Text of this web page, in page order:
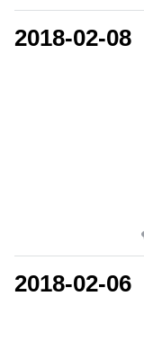
2018-02-08
2018-02-06